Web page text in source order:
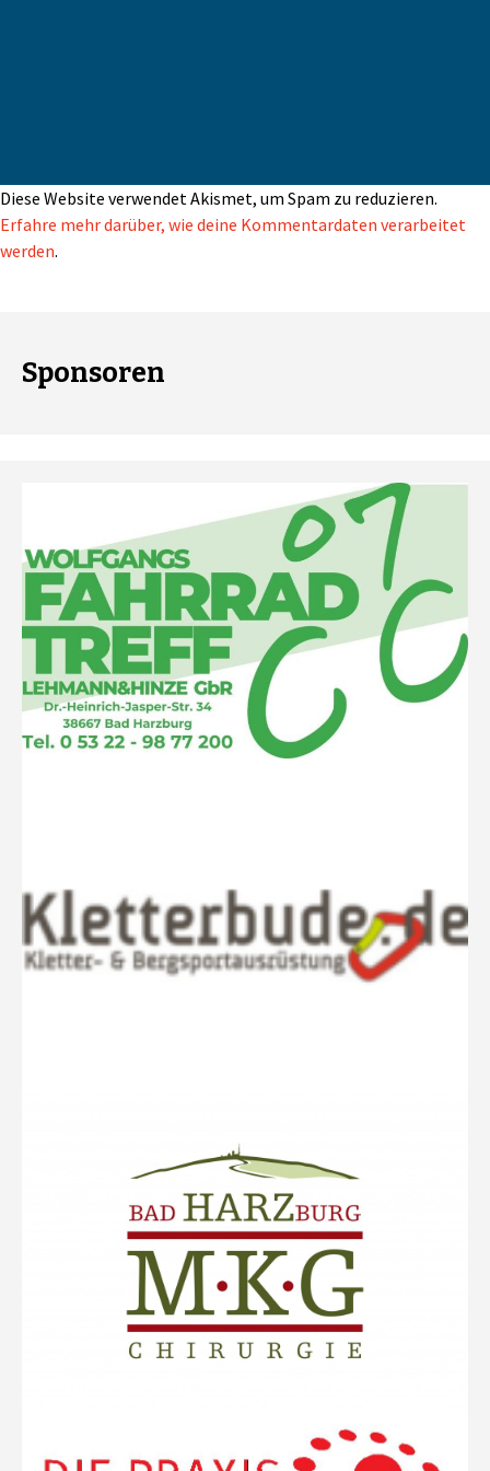
Diese Website verwendet Akismet, um Spam zu reduzieren.
Erfahre mehr darüber, wie deine Kommentardaten verarbeitet
werden.
Sponsoren